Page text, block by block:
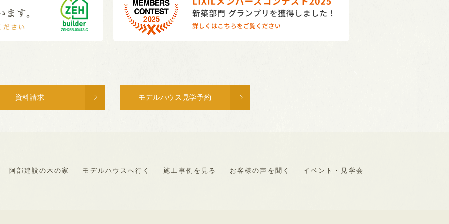
資料請求 モデルハウス見学予約
阿部建設の木の家 モデルハウスへ行く 施工事例を見る お客様の声を聞く イベント・見学会